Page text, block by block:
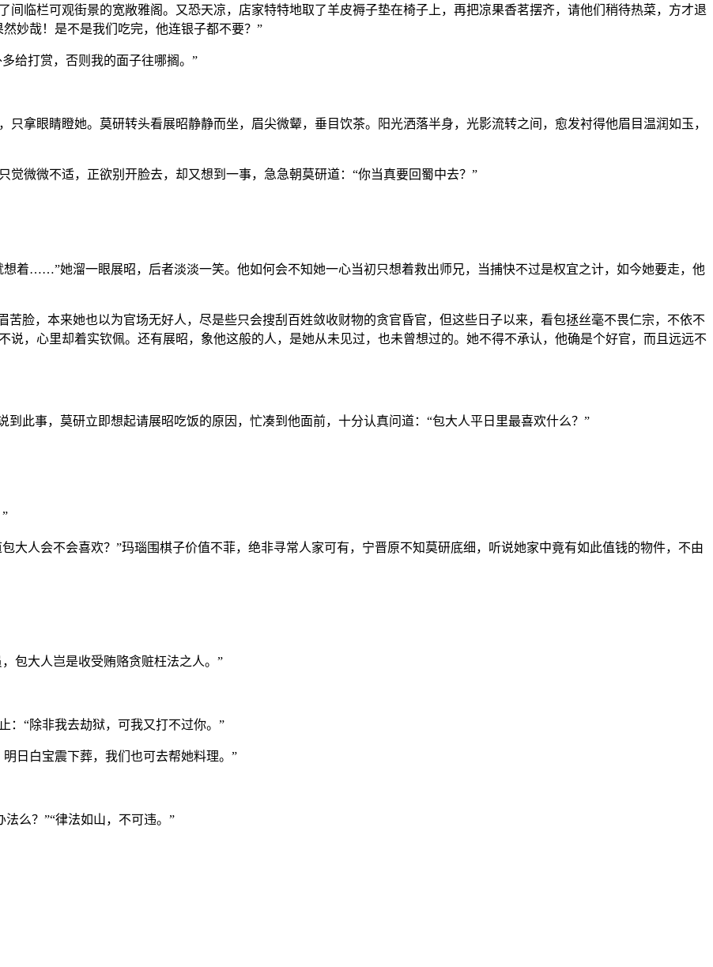
间临栏可观街景的宽敞雅阁。又恐天凉，店家特特地取了羊皮褥子垫在椅子上，再把凉果香茗摆齐，请他们稍待热菜，方才退
妙哉！是不是我们吃完，他连银子都不要？”
给打赏，否则我的面子往哪搁。”
拿眼睛瞪她。莫研转头看展昭静静而坐，眉尖微颦，垂目饮茶。阳光洒落半身，光影流转之间，愈发衬得他眉目温润如玉，
微微不适，正欲别开脸去，却又想到一事，急急朝莫研道：“你当真要回蜀中去？”
着……”她溜一眼展昭，后者淡淡一笑。他如何会不知她一心当初只想着救出师兄，当捕快不过是权宜之计，如今她要走，他
苦脸，本来她也以为官场无好人，尽是些只会搜刮百姓敛收财物的贪官昏官，但这些日子以来，看包拯丝毫不畏仁宗，不依不
说，心里却着实钦佩。还有展昭，象他这般的人，是她从未见过，也未曾想过的。她不得不承认，他确是个好官，而且远远不
此事，莫研立即想起请展昭吃饭的原因，忙凑到他面前，十分认真问道：“包大人平日里最喜欢什么？”
大人会不会喜欢？”玛瑙围棋子价值不菲，绝非寻常人家可有，宁晋原不知莫研底细，听说她家中竟有如此值钱的物件，不由
包大人岂是收受贿赂贪赃枉法之人。”
：“除非我去劫狱，可我又打不过你。”
日白宝震下葬，我们也可去帮她料理。”
么？”“律法如山，不可违。”